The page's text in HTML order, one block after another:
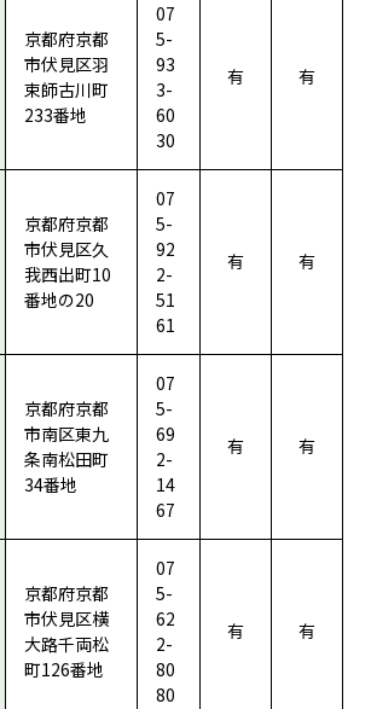
京都府京都
市伏見区羽
束師古川町
233番地
07
5-
93
3-
60
30
有 有
京都府京都
市伏見区久
我西出町10
番地の20
07
5-
92
2-
51
61
有 有
京都府京都
市南区東九
条南松田町
34番地
07
5-
69
2-
14
67
有 有
京都府京都
市伏見区横
大路千両松
町126番地
07
5-
62
2-
80
80
有 有